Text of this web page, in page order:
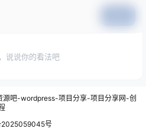
说说你的看法吧
源吧-wordpress-项目分享-项目分享网-创
2025059045号